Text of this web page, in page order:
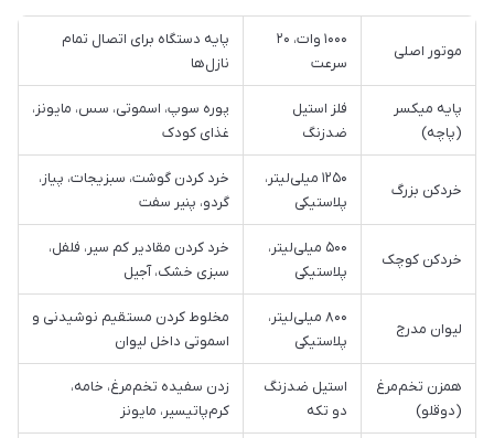
موتور اصلی
۱۰۰۰ وات، ۲۰
سرعت
پایه دستگاه برای اتصال تمام
نازل‌ها
پایه میکسر
(پاچه)
فلز استیل
ضدزنگ
پوره سوپ، اسموتی، سس، مایونز،
غذای کودک
خردکن بزرگ
۱۲۵۰ میلی‌لیتر،
پلاستیکی
خرد کردن گوشت، سبزیجات، پیاز،
گردو، پنیر سفت
خردکن کوچک
۵۰۰ میلی‌لیتر،
پلاستیکی
خرد کردن مقادیر کم سیر، فلفل،
سبزی خشک، آجیل
لیوان مدرج
۸۰۰ میلی‌لیتر،
پلاستیکی
مخلوط کردن مستقیم نوشیدنی و
اسموتی داخل لیوان
همزن تخم‌مرغ
(دوقلو)
استیل ضدزنگ
دو تکه
زدن سفیده تخم‌مرغ، خامه،
کرم‌پاتیسیر، مایونز